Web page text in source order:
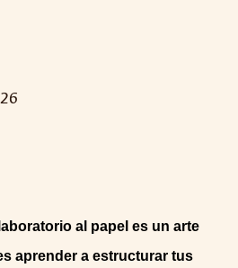
al papel es un arte
aprender a estructurar tus